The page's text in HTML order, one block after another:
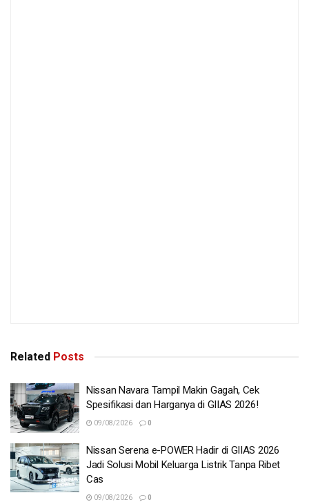
Related Posts
Nissan Navara Tampil Makin Gagah, Cek
Spesifikasi dan Harganya di GIIAS 2026!
09/08/2026 0
Nissan Serena e-POWER Hadir di GIIAS 2026
Jadi Solusi Mobil Keluarga Listrik Tanpa Ribet
Cas
09/08/2026 0